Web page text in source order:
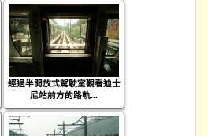
經過半開放式駕駛室觀看迪士
尼站前方的路軌...